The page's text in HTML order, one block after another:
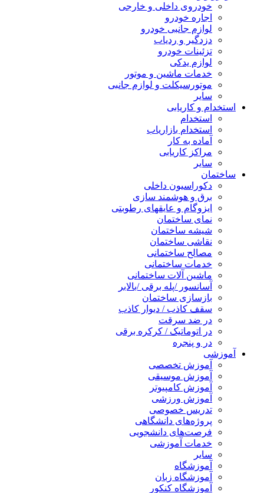
خودروی داخلی و خارجی
اجاره خودرو
لوازم جانبی خودرو
دزدگیر و ردیاب
تزئینات خودرو
لوازم یدکی
خدمات ماشین و موتور
موتورسیکلت و لوازم جانبی
سایر
استخدام و کاریابی
استخدام
استخدام بازاریاب
آماده به کار
مراکز کاریابی
سایر
ساختمان
دکوراسیون داخلی
برق و هوشمند سازی
ایزوگام و عایقهای رطوبتی
نمای ساختمان
شیشه ساختمان
نقاشی ساختمان
مصالح ساختمانی
خدمات ساختمانی
ماشین آلات ساختمانی
آسانسور /پله برقی /بالابر
بازسازی ساختمان
سقف کاذب / دیوار کاذب
در ضد سرقت
در اتوماتیک / کرکره برقی
در و پنجره
آموزشی
آموزش تخصصی
آموزش موسیقی
آموزش کامپیوتر
آموزش ورزشی
تدریس خصوصی
پروژه‌های دانشگاهی
فرصت‌های دانشجویی
خدمات آموزشی
سایر
آموزشگاه
آموزشگاه زبان
آموزشگاه کنکور